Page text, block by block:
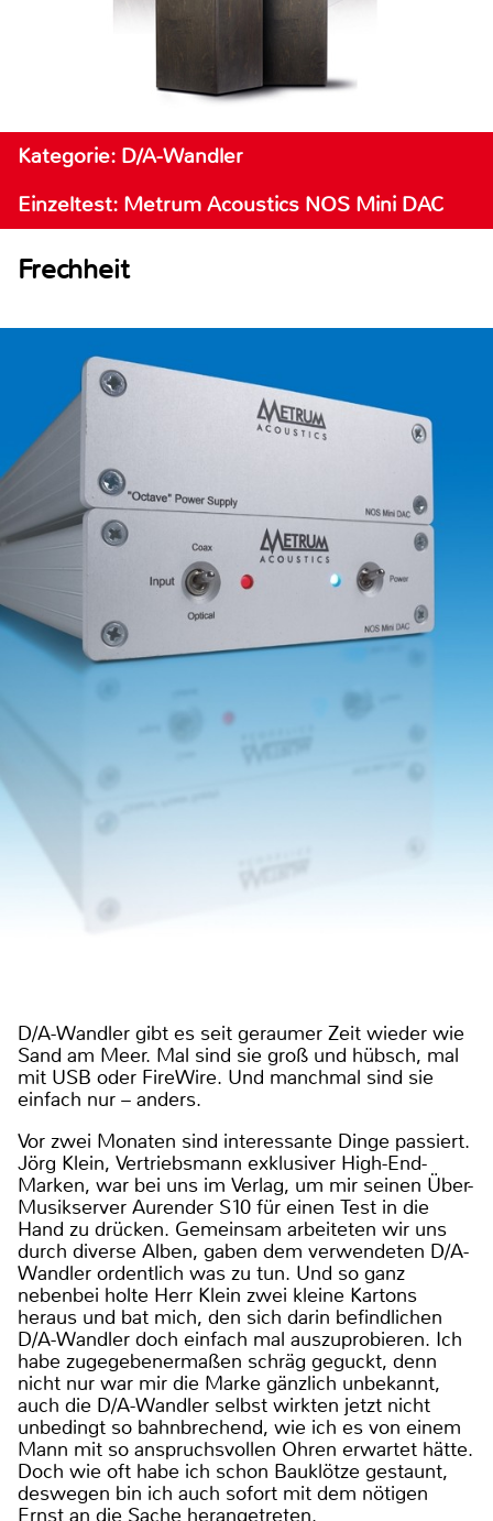
Kategorie: D/A-Wandler
Einzeltest: Metrum Acoustics NOS Mini DAC
Frechheit
D/A-Wandler gibt es seit geraumer Zeit wieder wie
Sand am Meer. Mal sind sie groß und hübsch, mal
mit USB oder FireWire. Und manchmal sind sie
einfach nur – anders.
Vor zwei Monaten sind interessante Dinge passiert.
Jörg Klein, Vertriebsmann exklusiver High-End-
Marken, war bei uns im Verlag, um mir seinen Über-
Musikserver Aurender S10 für einen Test in die
Hand zu drücken. Gemeinsam arbeiteten wir uns
durch diverse Alben, gaben dem verwendeten D/A-
Wandler ordentlich was zu tun. Und so ganz
nebenbei holte Herr Klein zwei kleine Kartons
heraus und bat mich, den sich darin befindlichen
D/A-Wandler doch einfach mal auszuprobieren. Ich
habe zugegebenermaßen schräg geguckt, denn
nicht nur war mir die Marke gänzlich unbekannt,
auch die D/A-Wandler selbst wirkten jetzt nicht
unbedingt so bahnbrechend, wie ich es von einem
Mann mit so anspruchsvollen Ohren erwartet hätte.
Doch wie oft habe ich schon Bauklötze gestaunt,
deswegen bin ich auch sofort mit dem nötigen
Ernst an die Sache herangetreten.